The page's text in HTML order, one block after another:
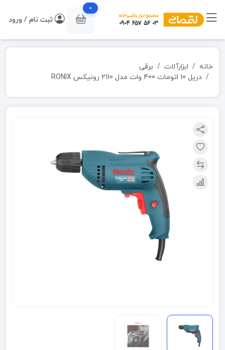
0
ثبت نام / ورود
خانه ابزارآلات
برقی
دریل 10 اتومات 400 وات مدل 2110 رونیکس RONIX